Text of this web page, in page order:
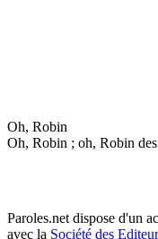
Oh, Robin
Oh, Robin ; oh, Robin
Paroles.net dispose d'un
avec la Société des